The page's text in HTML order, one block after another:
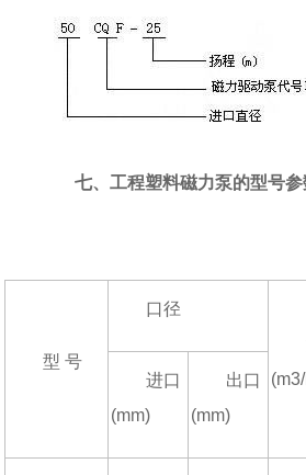
七、工程塑料磁力泵的型号
型 号
口径
进口
(mm)
出口
(mm)